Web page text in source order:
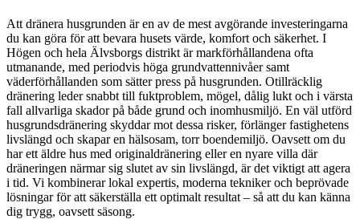
Att dränera husgrunden är en av de mest avgörande investeringarna
du kan göra för att bevara husets värde, komfort och säkerhet. I
Högen och hela Älvsborgs distrikt är markförhållandena ofta
utmanande, med periodvis höga grundvattennivåer samt
väderförhållanden som sätter press på husgrunden. Otillräcklig
dränering leder snabbt till fuktproblem, mögel, dålig lukt och i värsta
fall allvarliga skador på både grund och inomhusmiljö. En väl utförd
husgrundsdränering skyddar mot dessa risker, förlänger fastighetens
livslängd och skapar en hälsosam, torr boendemiljö. Oavsett om du
har ett äldre hus med originaldränering eller en nyare villa där
dräneringen närmar sig slutet av sin livslängd, är det viktigt att agera
i tid. Vi kombinerar lokal expertis, moderna tekniker och beprövade
lösningar för att säkerställa ett optimalt resultat – så att du kan känna
dig trygg, oavsett säsong.